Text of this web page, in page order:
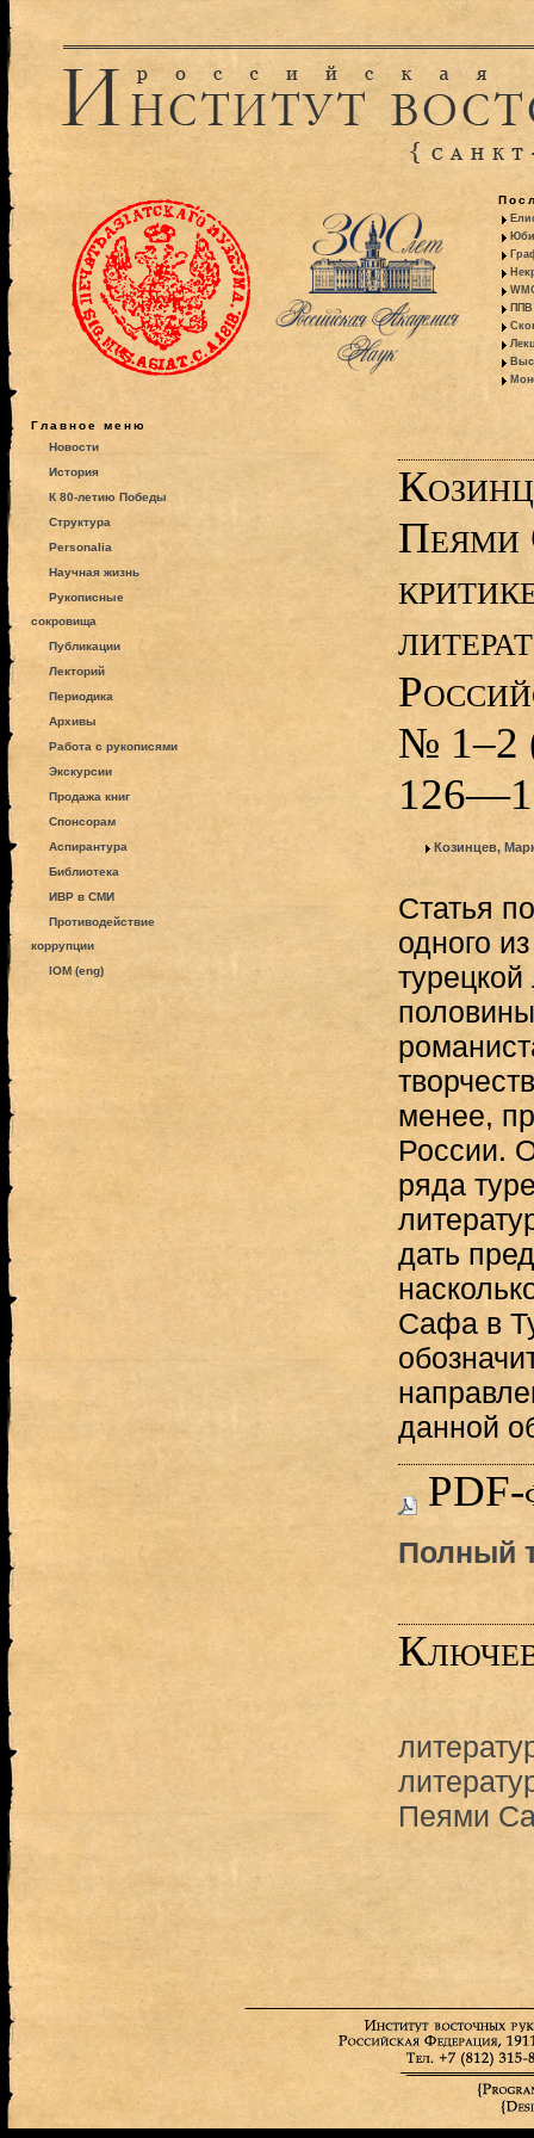
ППВ
Главное меню
Новости
История
К 80-летию Победы
Структура
Personalia
Научная жизнь
Рукописные
сокровища
Публикации
Лекторий
Периодика
Архивы
Работа с рукописями
Экскурсии
Продажа книг
Спонсорам
Аспирантура
Библиотека
ИВР в СМИ
Противодействие
коррупции
IOM (eng)
Пеями
№ 1–2
Козинцев,
Статья
одного
менее,
России.
ряда
дать
Сафа в
данной
PDF-
Полный
Пеями